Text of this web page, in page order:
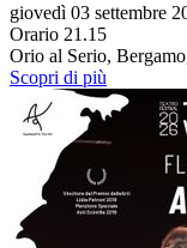
giovedì 03 settembre
Orario 21.15
Orio al Serio,
Scopri di più